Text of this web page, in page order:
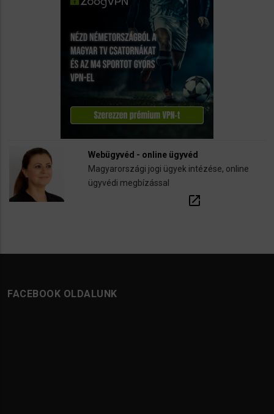
Webügyvéd - online ügyvéd
Magyarországi jogi ügyek intézése, online
ügyvédi megbízással
open_in_new
FACEBOOK OLDALUNK